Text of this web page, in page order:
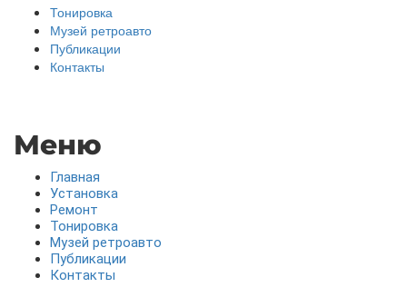
Тонировка
Музей ретроавто
Публикации
Контакты
Меню
Главная
Установка
Ремонт
Тонировка
Музей ретроавто
Публикации
Контакты